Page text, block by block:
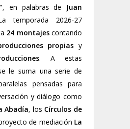
", en palabras de
Juan
temporada 2026-27
24 montajescontando
propias y
. A estas
le suma una serie de
pensadas para
y diálogo como
Abadía, los Círculos de
de mediación La